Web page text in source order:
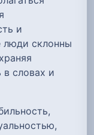
и
люди склонны
в словах и